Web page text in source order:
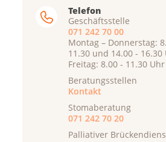
Telefon
Geschäftsstelle
071 242 70 00
Montag – Donnerstag:
11.30 und 14.00 - 16.30
Freitag: 8.00 - 11.30 Uhr
Beratungsstellen
Kontakt
Stomaberatung
071 242 70 20
Palliativer